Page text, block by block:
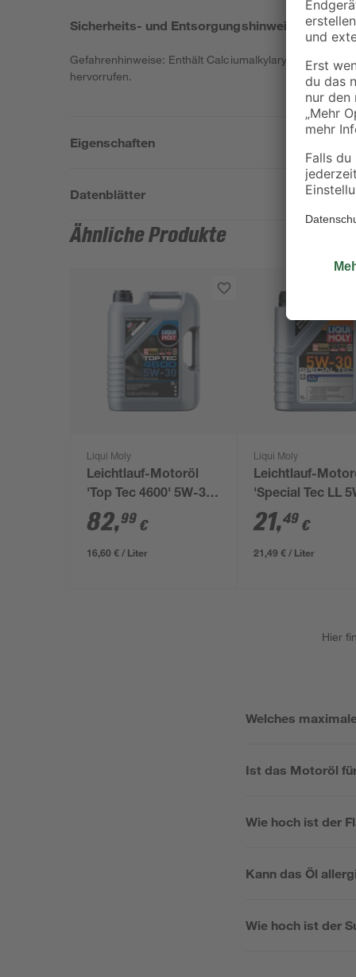
Sicherheits- und Entsorgungshinweise
Gefahrenhinweise: Enthält Calciumalkylarylsulfonat,
hervorrufen.
Eigenschaften
Datenblätter
Ähnliche Produkte
Liqui Moly
Leichtlauf-Motoröl
'Top Tec 4600' 5W-30'
5 l
82,99 €
16,60 € / Liter
Liqui Moly
Leichtlauf-
'Special Tec LL
30' 1 l
21,49 €
21,49 € / Liter
Hier
Welches
Ist das Motoröl
Wie hoch ist der
Kann das Öl
Wie hoch ist der